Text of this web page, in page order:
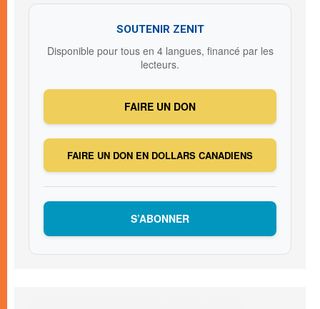
SOUTENIR ZENIT
Disponible pour tous en 4 langues, financé par les
lecteurs.
FAIRE UN DON
FAIRE UN DON EN DOLLARS CANADIENS
S’ABONNER